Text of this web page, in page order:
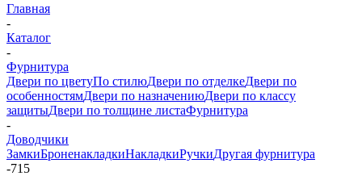
Главная
-
Каталог
-
Фурнитура
Двери по цветуПо стилюДвери по отделкеДвери по
особенностямДвери по назначениюДвери по классу
защитыДвери по толщине листаФурнитура
-
Доводчики
ЗамкиБроненакладкиНакладкиРучкиДругая фурнитура
-715